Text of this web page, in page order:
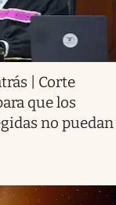
| Corte
que los
no puedan